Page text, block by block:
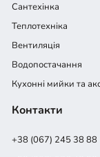
Сантехінка
Теплотехніка
Вентиляція
Водопостачання
Кухонні мийки та
Контакти
+38 (067) 245 38 88